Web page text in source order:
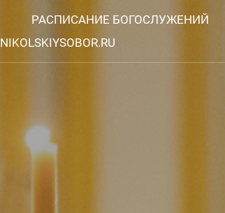
РАСПИСАНИЕ БОГОСЛУЖЕНИЙ
NIKOLSKIYSOBOR.RU